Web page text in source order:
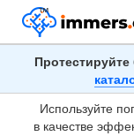
™
Главная
Используйте
в качестве